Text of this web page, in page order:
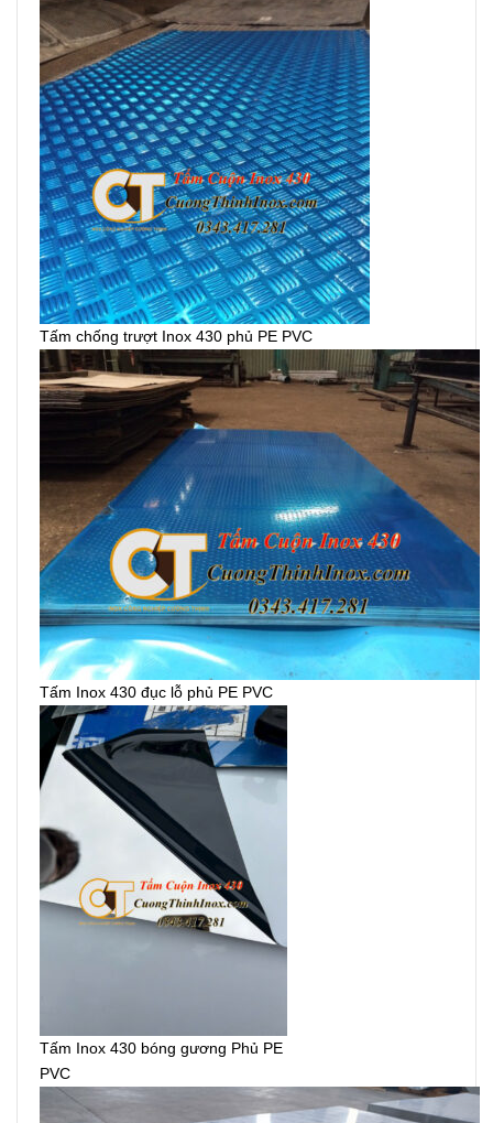
Tấm chống trượt Inox 430 phủ PE PVC
Tấm Inox 430 đục lỗ phủ PE PVC
Tấm Inox 430 bóng gương Phủ PE
PVC